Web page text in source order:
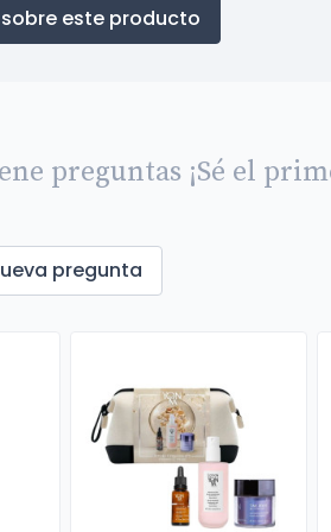
este producto
preguntas ¡Sé el
pregunta